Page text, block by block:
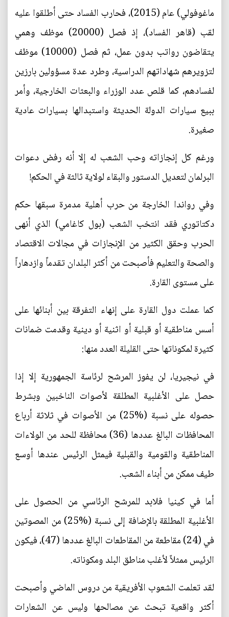
ماغوفولي) عام (2015)، فحارب الفساد حتى أطلقوا عليه
لقب (قاهر الفساد)، إذ فصل (20000) موظف وهمي
يتقاضون رواتب بدون عمل، ثم فصل (10000) موظف
لتزويرهم شهاداتهم الدراسية، وطرد عدة مسؤولين بارزين
لفسادهم، كما قلص عدد الوزراء والبعثات الخارجية، وأمر
ببيع سيارات الدولة الحديثة واستبدالها بسيارات عادية
صغيرة.
ورغم كل إنجازاته وحب الشعب له إلا أنه رفض دعوات
البرلمان لتعديل الدستور والبقاء لولاية ثالثة في الحكم!
وفي رواندا الخارجة من حرب أهلية مدمرة سبقها حكم
دكتاتوري فقد انتخب الشعب (بول كاغامي) الذي أنهى
الحرب وحقق الكثير من الإنجازات في مجالات الاقتصاد
والصحة والتعليم فأصبحت من أكثر البلدان تقدماً وازدهاراً
على مستوى القارة.
كما عملت دول القارة على إنهاء التفرقة بين أبنائها على
أسس مناطقية أو قبلية أو اثنية أو دينية وقدمت ضمانات
كثيرة لمكوناتها حتى القليلة العدد منها:
في نيجيريا، لن يفوز المرشح لرئاسة الجمهورية إلا إذا
حصل على الأغلبية المطلقة لأصوات الناخبين وبشرط
حصوله على نسبة (%25) من الأصوات في ثلاثة أرباع
المحافظات البالغ عددها (36) محافظة للحد من الولاءات
المناطقية والقومية والقبلية فيمثل الرئيس عندها أوسع
طيف ممكن من أبناء الشعب.
أما في كينيا فلابد للمرشح الرئاسي من الحصول على
الأغلبية المطلقة بالإضافة إلى نسبة (%25) من المصوتين
في (24) مقاطعة من المقاطعات البالغ عددها (47)، فيكون
الرئيس ممثلاً لأغلب مناطق البلد ومكوناته.
لقد تعلمت الشعوب الأفريقية من دروس الماضي وأصبحت
أكثر واقعية تبحث عن مصالحها وليس عن الشعارات